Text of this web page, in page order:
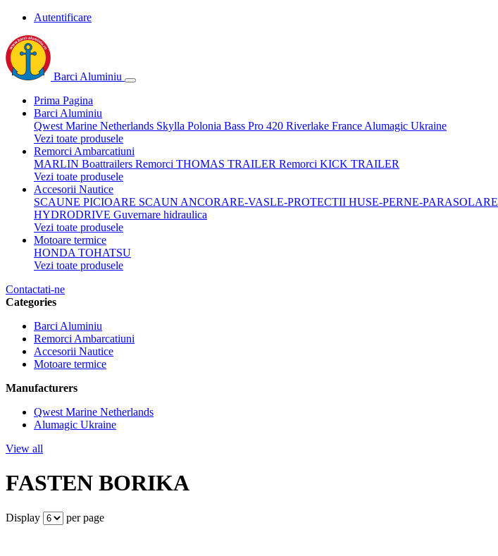
Autentificare
Barci Aluminiu
Prima Pagina
Barci Aluminiu
Qwest Marine Netherlands Skylla Polonia Bass Pro 420 Riverlake France Alumagic Ukraine
Vezi toate produsele
Remorci Ambarcatiuni
MARLIN Boattrailers Remorci THOMAS TRAILER Remorci KICK TRAILER
Vezi toate produsele
Accesorii Nautice
SCAUNE PICIOARE SCAUN ANCORARE-VASLE-PROTECTII HUSE-PERNE-PARASOLARE
HYDRODRIVE Guvernare hidraulica
Vezi toate produsele
Motoare termice
HONDA TOHATSU
Vezi toate produsele
Contactati-ne
Categories
Barci Aluminiu
Remorci Ambarcatiuni
Accesorii Nautice
Motoare termice
Manufacturers
Qwest Marine Netherlands
Alumagic Ukraine
View all
FASTEN BORIKA
Display per page